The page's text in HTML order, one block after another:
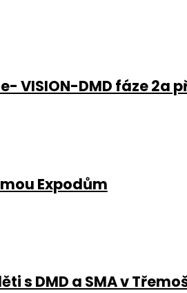
VISION-DMD fáze 2a
Expodům
s DMD a SMA v